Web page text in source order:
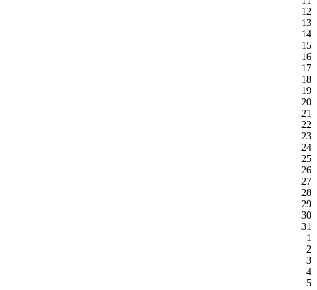
12
13
14
15
16
17
18
19
20
21
22
23
24
25
26
27
28
29
30
31
1
2
3
4
5